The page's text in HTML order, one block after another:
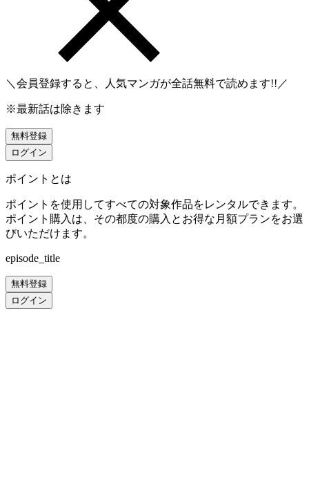
＼会員登録すると、人気マンガが全話無料で読めます!!／
※最新話は除きます
無料登録
ログイン
ポイントとは
ポイントを使用してすべての対象作品をレンタルできます。
ポイント購入は、その都度の購入とお得な月額プランをお選
びいただけます。
episode_title
無料登録
ログイン